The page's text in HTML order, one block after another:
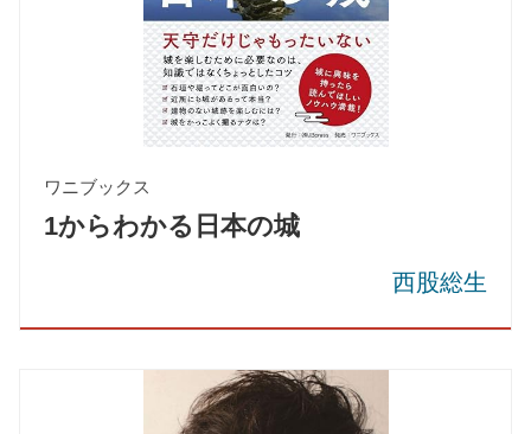
ワニブックス
1からわかる日本の城
西股総生